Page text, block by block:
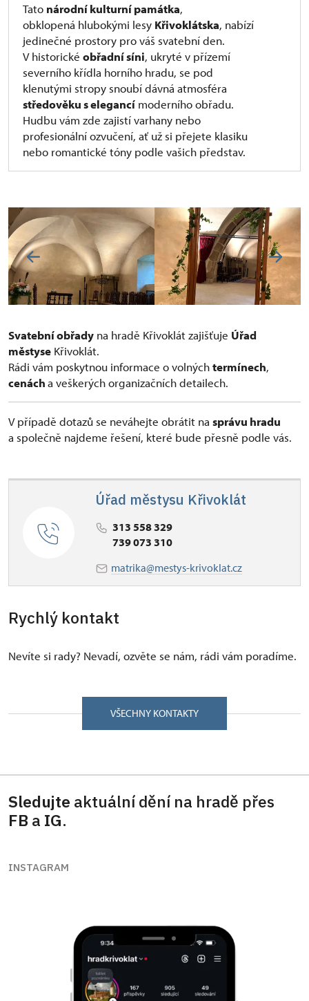
Tato národní kulturní památka,
obklopená hlubokými lesy Křivoklátska, nabízí
jedinečné prostory pro váš svatební den.
V historické obřadní síni, ukryté v přízemí
severního křídla horního hradu, se pod
klenutými stropy snoubí dávná atmosféra
středověku s elegancí moderního obřadu.
Hudbu vám zde zajistí varhany nebo
profesionální ozvučení, ať už si přejete klasiku
nebo romantické tóny podle vašich představ.
Svatební obřady na hradě Křivoklát zajišťuje Úřad
městyse Křivoklát.
Rádi vám poskytnou informace o volnýchtermínech,
cenácha veškerých organizačních detailech.
V případě dotazů se neváhejte obrátit na správu hradu
a společně najdeme řešení, které bude přesně podle vás.
Úřad městysu Křivoklát
313 558 329
739 073 310
matrika@mestys-krivoklat.cz
Rychlý kontakt
Nevíte si rady? Nevadí, ozvěte se nám, rádi vám poradíme.
VŠECHNY KONTAKTY
Sledujte aktuální dění na hradě přes
FB a IG.
INSTAGRAM